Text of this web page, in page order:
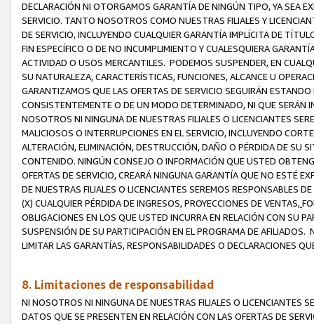
DECLARACIÓN NI OTORGAMOS GARANTÍA DE NINGÚN TIPO, YA SEA
SERVICIO. TANTO NOSOTROS COMO NUESTRAS FILIALES Y
DE SERVICIO, INCLUYENDO CUALQUIER GARANTÍA IMPLÍCITA DE
FIN ESPECÍFICO O DE NO INCUMPLIMIENTO Y CUALESQUIERA
ACTIVIDAD O USOS MERCANTILES. PODEMOS SUSPENDER, EN
SU NATURALEZA, CARACTERÍSTICAS, FUNCIONES, ALCANCE U
GARANTIZAMOS QUE LAS OFERTAS DE SERVICIO SEGUIRÁN
CONSISTENTEMENTE O DE UN MODO DETERMINADO, NI QUE SERÁN
NOSOTROS NI NINGUNA DE NUESTRAS FILIALES O LICENCIANTES
MALICIOSOS O INTERRUPCIONES EN EL SERVICIO, INCLUYENDO
ALTERACIÓN, ELIMINACIÓN, DESTRUCCIÓN, DAÑO O PÉRDIDA DE SU
CONTENIDO. NINGÚN CONSEJO O INFORMACIÓN QUE USTED
OFERTAS DE SERVICIO, CREARÁ NINGUNA GARANTÍA QUE NO ESTÉ
DE NUESTRAS FILIALES O LICENCIANTES SEREMOS RESPONSABLES
(X) CUALQUIER PÉRDIDA DE INGRESOS, PROYECCIONES DE VENTAS,
OBLIGACIONES EN LOS QUE USTED INCURRA EN RELACIÓN CON SU
SUSPENSIÓN DE SU PARTICIPACIÓN EN EL PROGRAMA DE
LIMITAR LAS GARANTÍAS, RESPONSABILIDADES O DECLARACIONES
8. Limitaciones de responsabilidad
NI NOSOTROS NI NINGUNA DE NUESTRAS FILIALES O LICENCIANTES
DATOS QUE SE PRESENTEN EN RELACIÓN CON LAS OFERTAS DE